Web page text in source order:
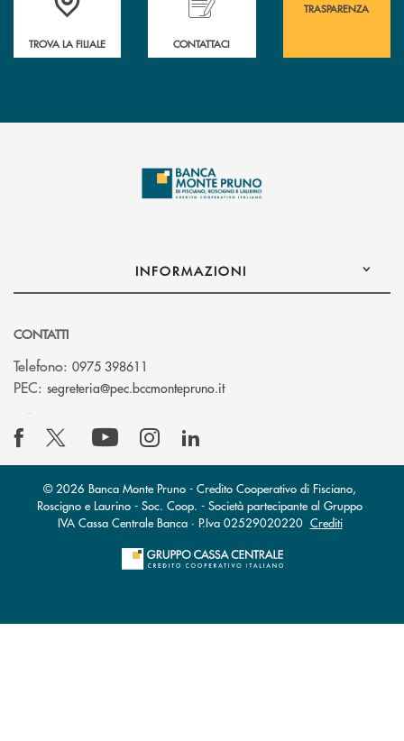
TROVA LA FILIALE CONTATTACI
TRASPARENZA
INFORMAZIONI
CONTATTI
Telefono: 0975 398611
PEC: segreteria@pec.bccmontepruno.it(si apre l’app di posta
© 2026 Banca Monte Pruno - Credito Cooperativo di Fisciano,
Roscigno e Laurino - Soc. Coop. - Società partecipante al Gruppo
IVA Cassa Centrale Banca · P.Iva 02529020220 Crediti